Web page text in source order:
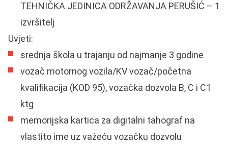
TEHNIČKA JEDINICA ODRŽAVANJA PERUŠIĆ – 1
izvršitelj
Uvjeti:
srednja škola u trajanju od najmanje 3 godine
vozač motornog vozila/KV vozač/početna
kvalifikacija (KOD 95), vozačka dozvola B, C i C1
ktg
memorijska kartica za digitalni tahograf na
vlastito ime uz važeću vozačku dozvolu